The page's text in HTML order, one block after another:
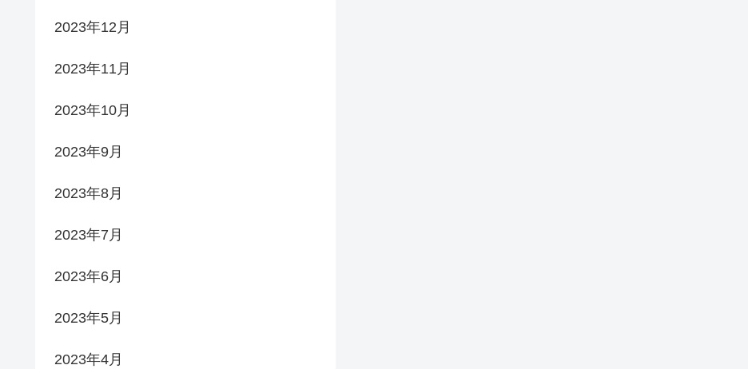
2023年12月
2023年11月
2023年10月
2023年9月
2023年8月
2023年7月
2023年6月
2023年5月
2023年4月